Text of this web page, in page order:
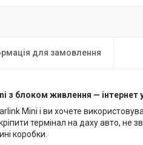
для замовлення
з блоком живлення — інтернет
Mini і ви хочете
термінал на даху авто, не
коробки.